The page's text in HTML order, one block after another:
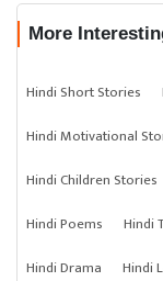
More
Hindi Short Stories
Hindi Motivational
Hindi Children Stories
Hindi Poems
Hindi
Hindi Drama
Hindi